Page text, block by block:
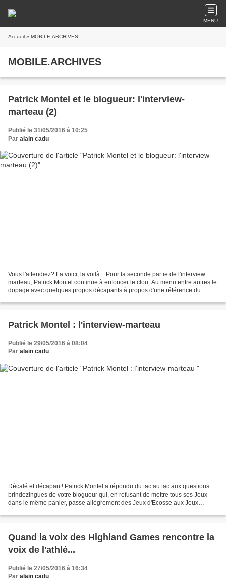
MENU
Accueil » MOBILE.ARCHIVES
MOBILE.ARCHIVES
Patrick Montel et le blogueur: l'interview-
marteau (2)
Publié le 31/05/2016 à 10:25
Par alain cadu
Vous l'attendiez? La voici, la voilà... Pour la seconde partie de l'interview
marteau, Patrick Montel continue à enfoncer le clou. Au menu entre autres le
dopage avec quelques propos décapants à propos d'une référence du
Patrick Montel : l'interview-marteau
Publié le 29/05/2016 à 08:04
Par alain cadu
Décalé et décapant! Patrick Montel a répondu du tac au tac aux questions
brindezingues de votre blogueur qui, en refusant de mettre tous ses Jeux
dans le même panier, passe allègrement des Jeux d'Ecosse aux Jeux
Quand la voix des Highland Games rencontre la
voix de l'athlé...
Publié le 27/05/2016 à 16:34
Par alain cadu